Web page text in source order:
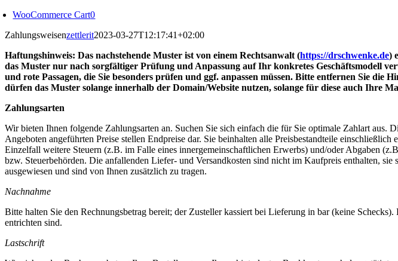
WooCommerce Cart0
Zahlungsweisenzettlerit2023-03-27T12:17:41+02:00
Haftungshinweis: Das nachstehende Muster ist von einem Rechtsanwalt (https://drschwenke.de)
das Muster nur nach sorgfältiger Prüfung und Anpassung auf Ihr konkretes Geschäftsmodell
und rote Passagen, die Sie besonders prüfen und ggf. anpassen müssen. Bitte entfernen Sie
dürfen das Muster solange innerhalb der Domain/Website nutzen, solange für diese auch Ihre
Zahlungsarten
Wir bieten Ihnen folgende Zahlungsarten an. Suchen Sie sich einfach die für Sie optimale Zahlart
Angeboten angeführten Preise stellen Endpreise dar. Sie beinhalten alle Preisbestandteile
Einzelfall weitere Steuern (z.B. im Falle eines innergemeinschaftlichen Erwerbs) und/oder Abgaben
bzw. Steuerbehörden. Die anfallenden Liefer- und Versandkosten sind nicht im Kaufpreis enthalten,
ausgewiesen und sind von Ihnen zusätzlich zu tragen.
Nachnahme
Bitte halten Sie den Rechnungsbetrag bereit; der Zusteller kassiert bei Lieferung in bar (keine
entrichten sind.
Lastschrift